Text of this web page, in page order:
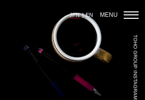
JPN EN MENU
TOHO GROUP INSTAGRAM